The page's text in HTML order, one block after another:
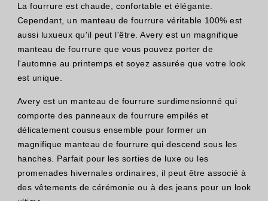
La fourrure est chaude, confortable et élégante.
Cependant, un manteau de fourrure véritable 100% est
aussi luxueux qu'il peut l'être. Avery est un magnifique
manteau de fourrure que vous pouvez porter de
l'automne au printemps et soyez assurée que votre look
est unique.
Avery est un manteau de fourrure surdimensionné qui
comporte des panneaux de fourrure empilés et
délicatement cousus ensemble pour former un
magnifique manteau de fourrure qui descend sous les
hanches. Parfait pour les sorties de luxe ou les
promenades hivernales ordinaires, il peut être associé à
des vêtements de cérémonie ou à des jeans pour un look